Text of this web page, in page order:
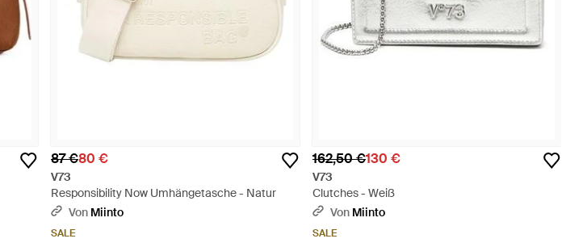
87 €80 €
V73
Responsibility Now Umhängetasche - Natur
Von Miinto
SALE
162,50 €130 €
V73
Clutches - Weiß
Von Miinto
SALE